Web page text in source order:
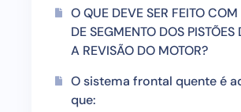
O QUE DEVE SER FEITO
DE SEGMENTO DOS PISTÕES
A REVISÃO DO MOTOR?
O sistema frontal quente é
que: